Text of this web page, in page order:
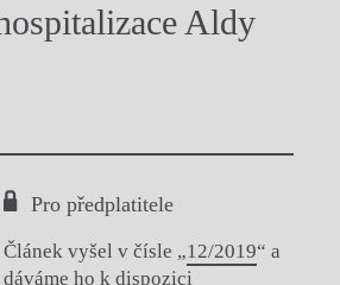
Aldy
Pro předplatitele
Článek vyšel v čísle „12/2019“ a
dáváme ho k dispozici